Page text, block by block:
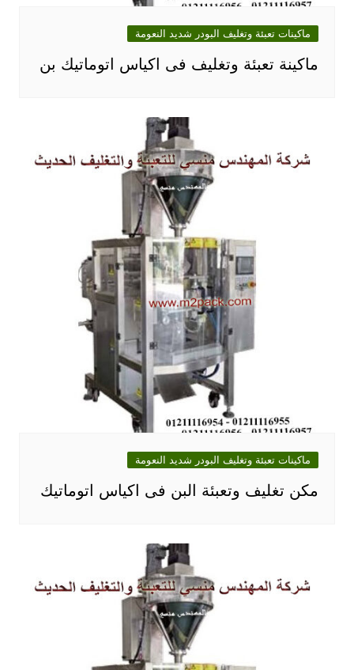
ماكينات تعبئة وتغليف البودر شديد النعومة
ماكينة تعبئة وتغليف فى اكياس اتوماتيك بن
ماكينات تعبئة وتغليف البودر شديد النعومة
مكن تغليف وتعبئة البن فى اكياس اتوماتيك